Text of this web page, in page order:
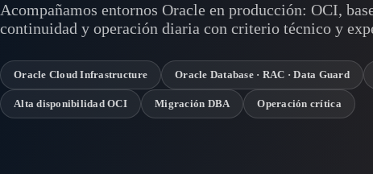
Acompañamos entornos Oracle en producción: OCI,
continuidad y operación diaria con criterio técnico y
Oracle Cloud Infrastructure Oracle Database · RAC · Data Guard
Alta disponibilidad OCI Migración DBA Operación crítica